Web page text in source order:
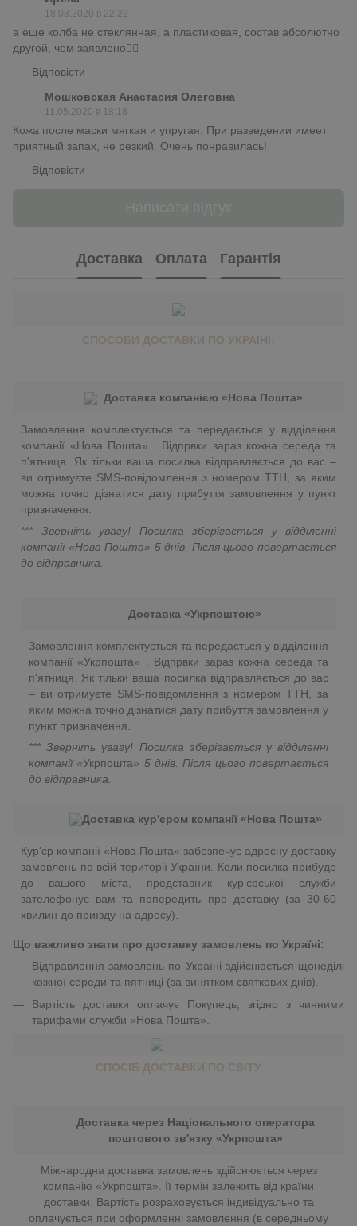
18.08.2020 в 22:22
а еще колба не стеклянная, а пластиковая, состав абсолютно
другой, чем заявлено🤷‍♀️
Відповісти
Мошковская Анастасия Олеговна
11.05.2020 в 18:18
Кожа после маски мягкая и упругая. При разведении имеет
приятный запах, не резкий. Очень понравилась!
Відповісти
Доставка Оплата Гарантія
СПОСОБИ ДОСТАВКИ ПО УКРАЇНІ:
Доставка компанією «Нова Пошта»
Замовлення комплектується та передається у відділення
компанії «Нова Пошта» . Відпрвки зараз кожна середа та
п'ятниця. Як тільки ваша посилка відправляється до вас –
ви отримуєте SMS-повідомлення з номером ТТН, за яким
можна точно дізнатися дату прибуття замовлення у пункт
призначення.
*** Зверніть увагу! Посилка зберігається у відділенні
компанії «Нова Пошта» 5 днів. Після цього повертається
до відправника.
Доставка «Укрпоштою»
Замовлення комплектується та передається у відділення
компанії «Укрпошта» . Відпрвки зараз кожна середа та
п'ятниця. Як тільки ваша посилка відправляється до вас
– ви отримуєте SMS-повідомлення з номером ТТН, за
яким можна точно дізнатися дату прибуття замовлення у
пункт призначення.
*** Зверніть увагу! Посилка зберігається у відділенні
компанії «Укрпошта» 5 днів. Після цього повертається
до відправника.
Доставка кур'єром компанії «Нова Пошта»
Кур'єр компанії «Нова Пошта» забезпечує адресну доставку
замовлень по всій території України. Коли посилка прибуде
до вашого міста, представник кур'єрської служби
зателефонує вам та попередить про доставку (за 30-60
хвилин до приїзду на адресу).
Що важливо знати про доставку замовлень по Україні:
Відправлення замовлень по Україні здійснюється щонеділі
кожної середи та пятниці (за винятком святкових днів).
Вартість доставки оплачує Покупець, згідно з чинними
тарифами служби «Нова Пошта».
СПОСІБ ДОСТАВКИ ПО СВІТУ
Доставка через Національного оператора
поштового зв'язку «Укрпошта»
Міжнародна доставка замовлень здійснюється через
компанію «Укрпошта». Її термін залежить від країни
доставки. Вартість розраховується індивідуально та
оплачується при оформленні замовлення (в середньому